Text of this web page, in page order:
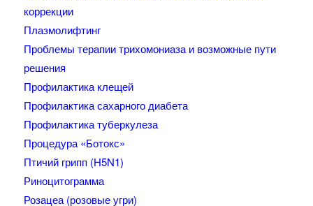
коррекции
Плазмолифтинг
Проблемы терапии трихомониаза и возможные пути
решения
Профилактика клещей
Профилактика сахарного диабета
Профилактика туберкулеза
Процедура «Ботокс»
Птичий грипп (H5N1)
Риноцитограмма
Розацеа (розовые угри)